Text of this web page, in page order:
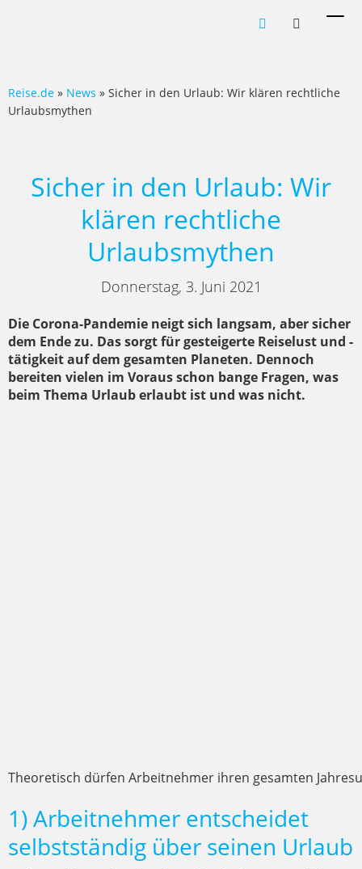
Reise.de » News » Sicher in den Urlaub: Wir klären rechtliche
Urlaubsmythen
Sicher in den Urlaub: Wir
klären rechtliche
Urlaubsmythen
Donnerstag, 3. Juni 2021
Die Corona-Pandemie neigt sich langsam, aber sicher
dem Ende zu. Das sorgt für gesteigerte Reiselust und -
tätigkeit auf dem gesamten Planeten. Dennoch
bereiten vielen im Voraus schon bange Fragen, was
beim Thema Urlaub erlaubt ist und was nicht.
Theoretisch dürfen Arbeitnehmer ihren gesamten
1) Arbeitnehmer entscheidet
selbstständig über seinen Urlaub